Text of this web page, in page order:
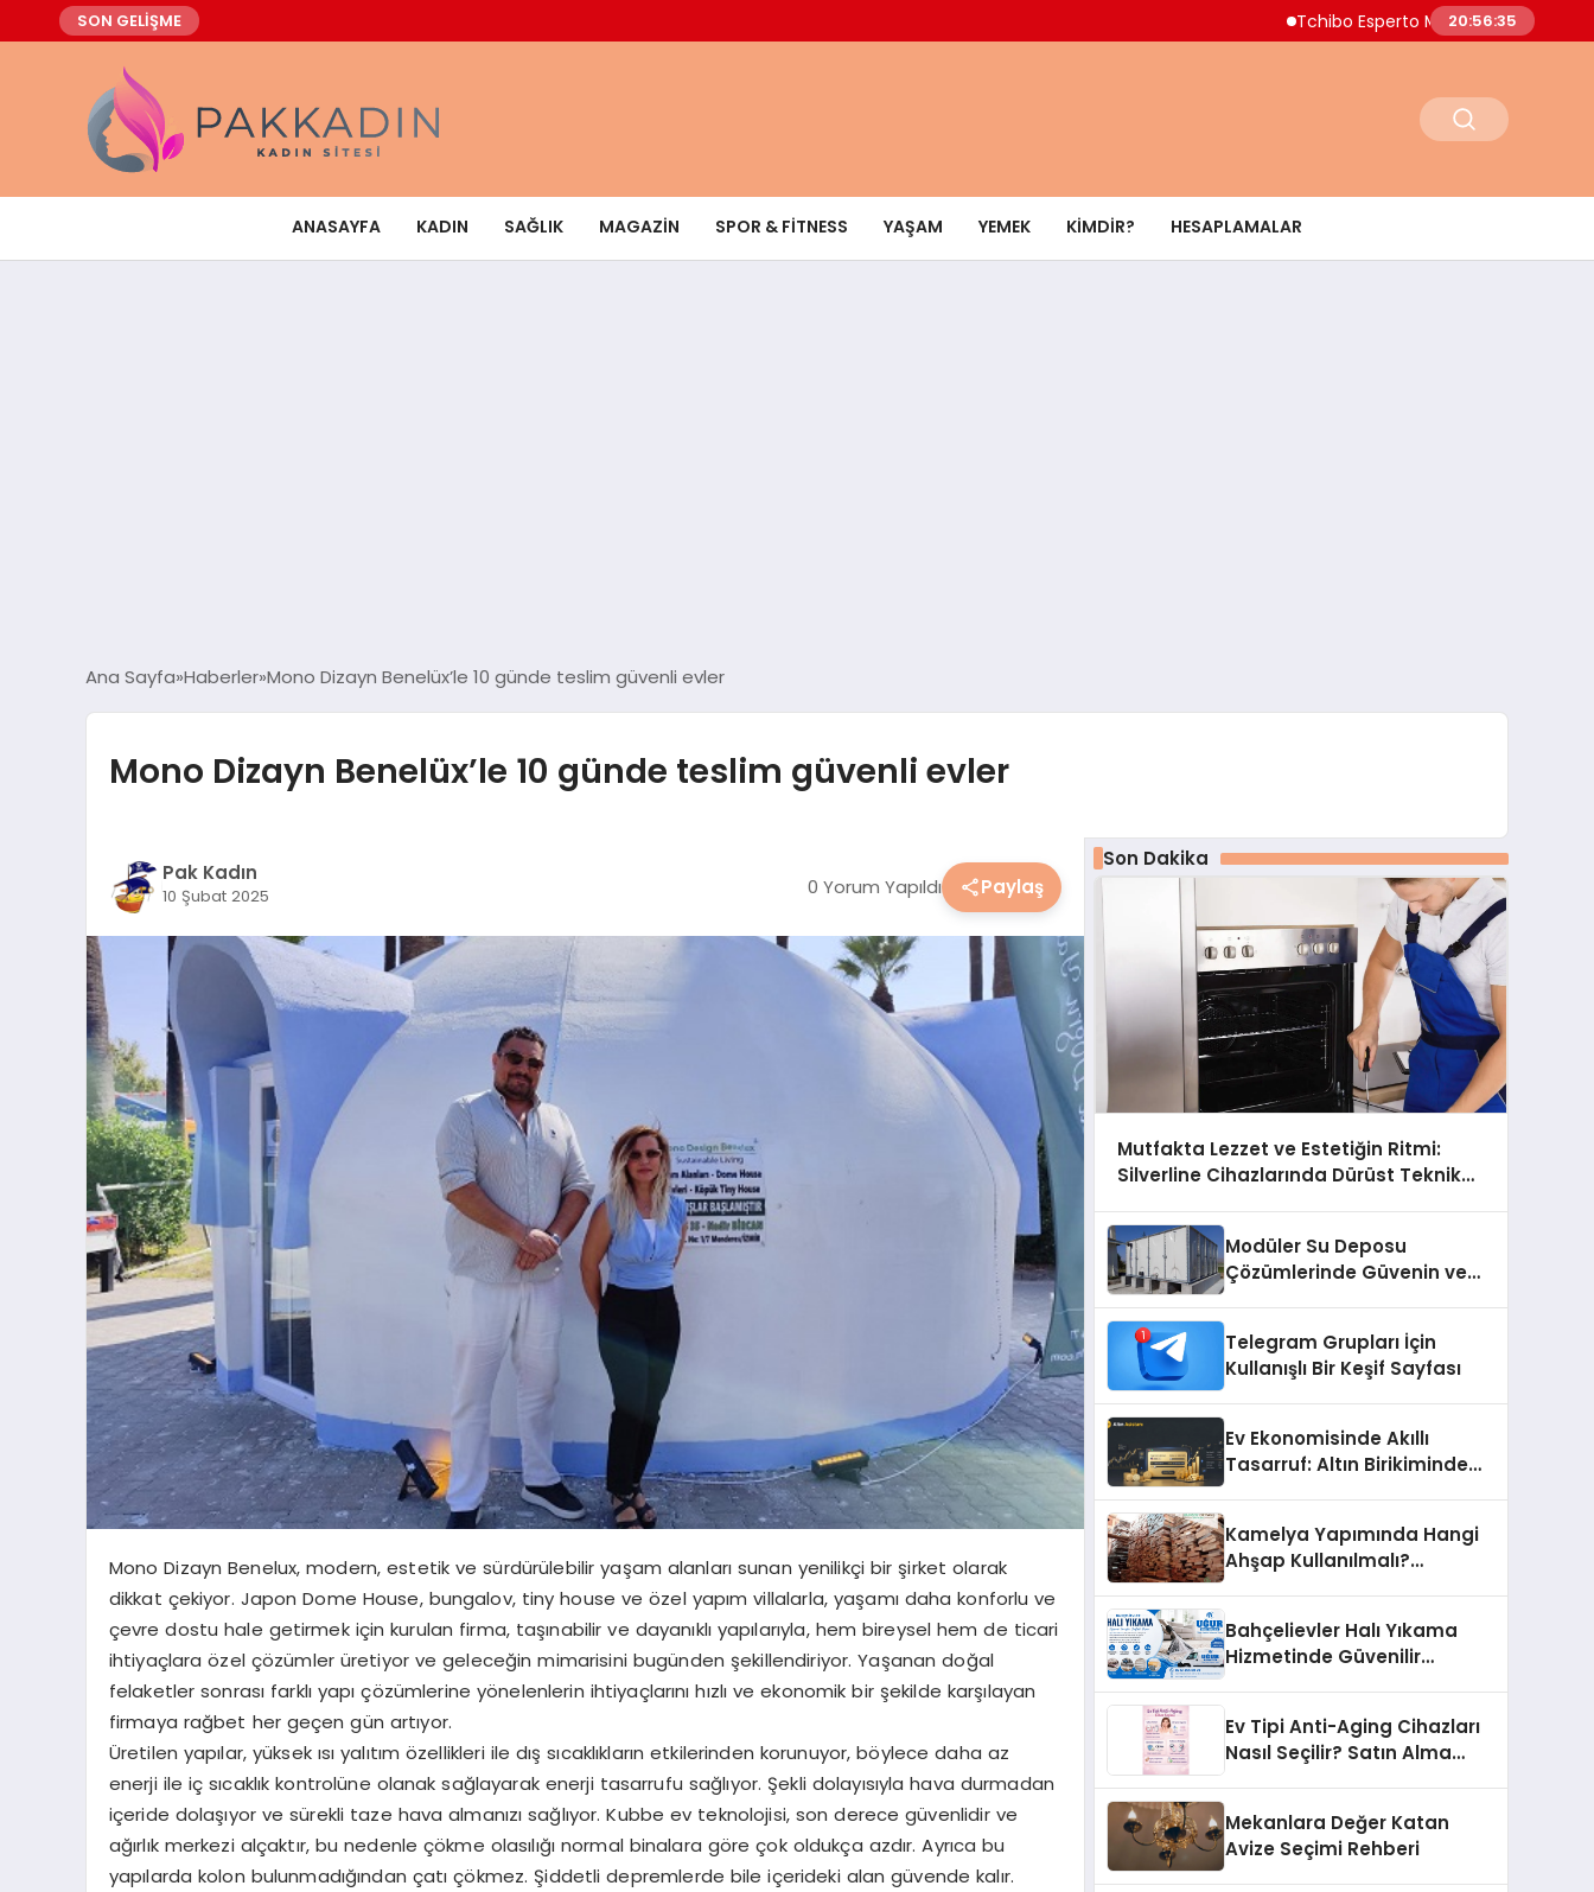
SON GELİŞME Tchibo Esperto Mini Kahve Makinesinde
20:56:36
ANASAYFA KADIN SAĞLIK MAGAZIN SPOR & FITNESS YAŞAM YEMEK KIMDIR? HESAPLAMALAR
Ana Sayfa Haberler Mono Dizayn Benelüx’le 10 günde teslim güvenli evler
Mono Dizayn Benelüx’le 10 günde teslim güvenli evler
Pak Kadın
10 Şubat 2025 0 Yorum Yapıldı Paylaş
Mono Dizayn Benelux, modern, estetik ve sürdürülebilir yaşam alanları sunan yenilikçi bir şirket olarak
dikkat çekiyor. Japon Dome House, bungalov, tiny house ve özel yapım villalarla, yaşamı daha konforlu ve
çevre dostu hale getirmek için kurulan firma, taşınabilir ve dayanıklı yapılarıyla, hem bireysel hem de ticari
ihtiyaçlara özel çözümler üretiyor ve geleceğin mimarisini bugünden şekillendiriyor. Yaşanan doğal
felaketler sonrası farklı yapı çözümlerine yönelenlerin ihtiyaçlarını hızlı ve ekonomik bir şekilde karşılayan
firmaya rağbet her geçen gün artıyor.
Üretilen yapılar, yüksek ısı yalıtım özellikleri ile dış sıcaklıkların etkilerinden korunuyor, böylece daha az
enerji ile iç sıcaklık kontrolüne olanak sağlayarak enerji tasarrufu sağlıyor. Şekli dolayısıyla hava durmadan
içeride dolaşıyor ve sürekli taze hava almanızı sağlıyor. Kubbe ev teknolojisi, son derece güvenlidir ve
ağırlık merkezi alçaktır, bu nedenle çökme olasılığı normal binalara göre çok oldukça azdır. Ayrıca bu
yapılarda kolon bulunmadığından çatı çökmez. Şiddetli depremlerde bile içerideki alan güvende kalır.
Son Dakika
Mutfakta Lezzet ve Estetiğin Ritmi:
Silverline Cihazlarında Dürüst Teknik
Modüler Su Deposu
Çözümlerinde Güvenin ve
Telegram Grupları İçin
Kullanışlı Bir Keşif Sayfası
Ev Ekonomisinde Akıllı
Tasarruf: Altın Birikiminde
Kamelya Yapımında Hangi
Ahşap Kullanılmalı?
Bahçelievler Halı Yıkama
Hizmetinde Güvenilir
Ev Tipi Anti-Aging Cihazları
Nasıl Seçilir? Satın Alma
Mekanlara Değer Katan
Avize Seçimi Rehberi